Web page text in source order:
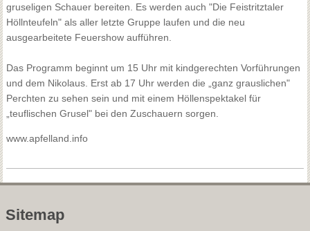
gruseligen Schauer bereiten. Es werden auch "Die Feistritztaler
Höllnteufeln" als aller letzte Gruppe laufen und die neu
ausgearbeitete Feuershow aufführen.
Das Programm beginnt um 15 Uhr mit kindgerechten Vorführungen
und dem Nikolaus. Erst ab 17 Uhr werden die „ganz grauslichen"
Perchten zu sehen sein und mit einem Höllenspektakel für
„teuflischen Grusel" bei den Zuschauern sorgen.
www.apfelland.info
Sitemap